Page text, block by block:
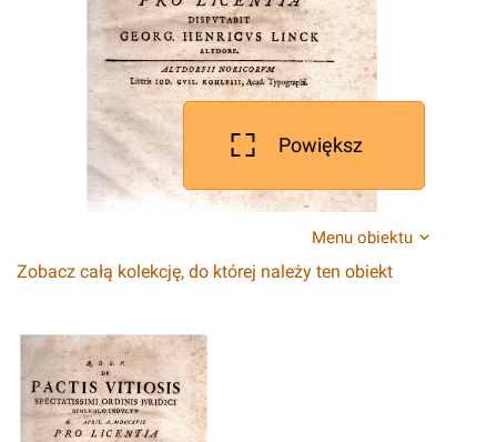
Powiększ
Menu obiektu
Zobacz całą kolekcję, do której należy ten obiekt